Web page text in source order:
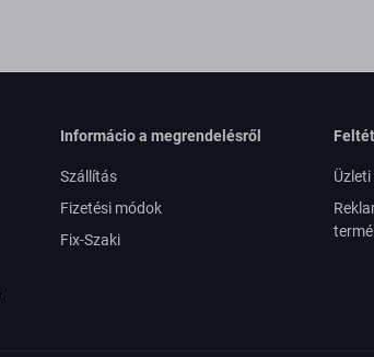
Informácio a megrendelésről
Szállítás
Fizetési módok
Fix-Szaki